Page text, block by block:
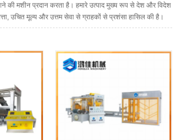
की मशीन प्रदान करता है। हमारे उत्पाद मुख्य रूप से देश और विदेश
उचित मूल्य और उत्तम सेवा से ग्राहकों से प्रशंसा हासिल की है।